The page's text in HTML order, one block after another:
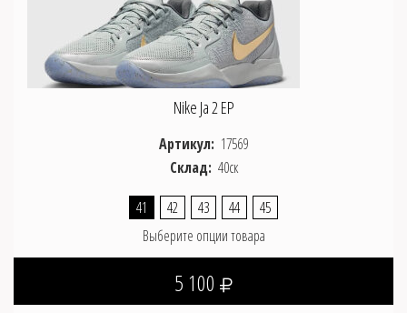
Nike Ja 2 EP
Артикул: 17569
Склад: 40ск
41 42 43 44
45
Выберите опции товара
5 100